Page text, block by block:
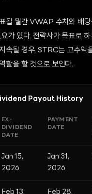
될 월간 VWAP 수치와 배당
가 있다. 전략사가 목표로 하
속될 경우, STRC는 고수익
할을 할 것으로 보인다.
Payout History
EX-
DIVIDEND
DATE
PAYMENT
DATE
Jan 15,
2026
Jan 31,
2026
Feb 13,
Feb 28,